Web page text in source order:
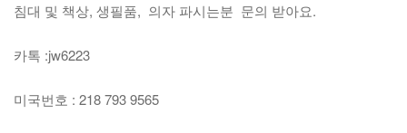
침대 및 책상, 생필품, 의자 파시는분 문의 받아요.
카톡 :jw6223
미국번호 : 218 793 9565